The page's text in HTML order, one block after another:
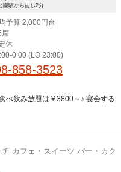
園駅から徒歩2分
予算 2,000円台
席
休
0:00 (LO 23:00)
858-3523
べ飲み放題は￥3800～♪ 宴会する
カフェ・スイーツ バー・カク